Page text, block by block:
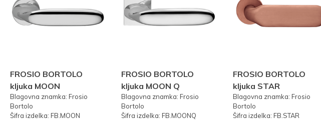
FROSIO BORTOLO
kljuka MOON
Blagovna znamka: Frosio
Bortolo
Šifra izdelka: FB.MOON
FROSIO BORTOLO
kljuka MOON Q
Blagovna znamka: Frosio
Bortolo
Šifra izdelka: FB.MOONQ
FROSIO BORTOLO
kljuka STAR
Blagovna znamka: Frosio
Bortolo
Šifra izdelka: FB.STAR